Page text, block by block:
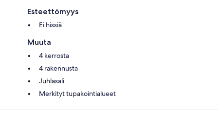
Esteettömyys
Ei hissiä
Muuta
4 kerrosta
4 rakennusta
Juhlasali
Merkityt tupakointialueet